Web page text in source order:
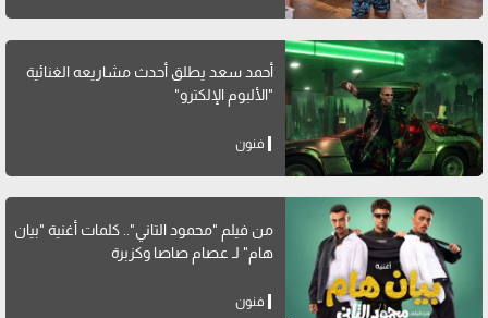
أحمد سعد يطلق أحدث مشاريعه الغنائية
"الألبوم الإلكترو"
فنون
من فيلم "محمود التاني".. كلمات أغنية "بيان
هام" لـ عصام صاصا وكزبرة
فنون